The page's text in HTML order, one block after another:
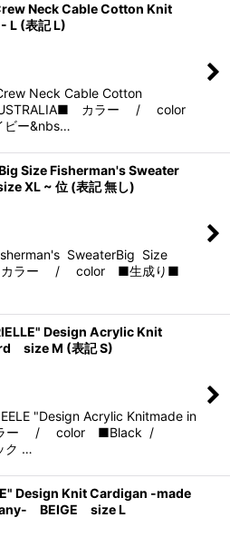
Neck Cable Cotton Knit
L (表記 L)
Neck Cable Cotton
カラー / color
ー&nbs…
Big Size Fisherman's Sweater
XL ~ 位 (表記 無し)
SweaterBig Size
カラー / color ■生成り■
Design Acrylic Knit
size M (表記 S)
"Design Acrylic Knitmade in
ラー / color ■Black /
ク …
Design Knit Cardigan -made
BEIGE size L